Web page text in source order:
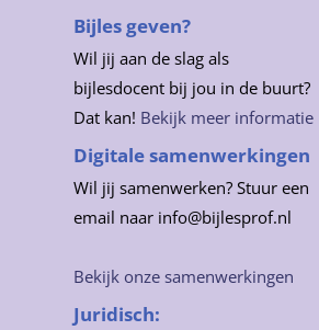
Bijles geven?
Wil jij aan de slag als
bijlesdocent bij jou in de buurt?
Dat kan! Bekijk meer informatie
Digitale samenwerkingen
Wil jij samenwerken? Stuur een
email naar info@bijlesprof.nl
Bekijk onze samenwerkingen
Juridisch: